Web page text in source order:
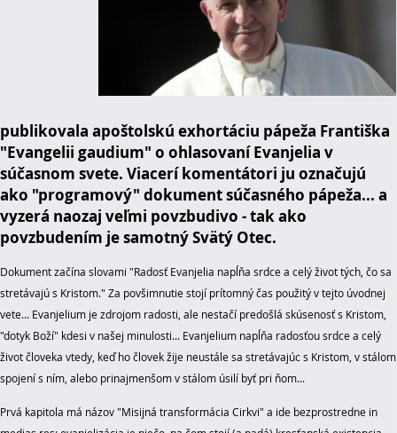
publikovala apoštolskú exhortáciu pápeža Františka
"Evangelii gaudium" o ohlasovaní Evanjelia v
súčasnom svete. Viacerí komentátori ju označujú
ako "programový" dokument súčasného pápeža... a
vyzerá naozaj veľmi povzbudivo - tak ako
povzbudením je samotný Svätý Otec.
Dokument začína slovami "Radosť Evanjelia napĺňa srdce a celý život tých, čo sa
stretávajú s Kristom." Za povšimnutie stojí prítomný čas použitý v tejto úvodnej
vete... Evanjelium je zdrojom radosti, ale nestačí predošlá skúsenosť s Kristom,
"dotyk Boží" kdesi v našej minulosti... Evanjelium napĺňa radosťou srdce a celý
život človeka vtedy, keď ho človek žije neustále sa stretávajúc s Kristom, v stálom
spojení s ním, alebo prinajmenšom v stálom úsilí byť pri ňom...
Prvá kapitola má názov "Misijná transformácia Cirkvi" a ide bezprostredne in